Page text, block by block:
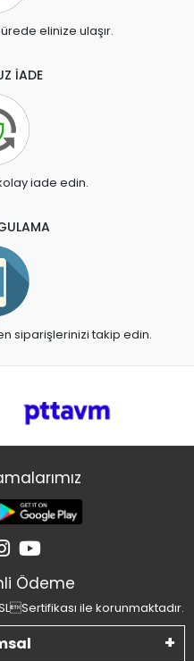
elinize ulaşır.
İADE
iade edin.
siparişlerinizi takip edin.
Ödeme
ile korunmaktadır.